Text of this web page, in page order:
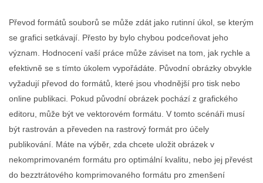
Převod formátů souborů se může zdát jako rutinní úkol, se kterým
se grafici setkávají. Přesto by bylo chybou podceňovat jeho
význam. Hodnocení vaší práce může záviset na tom, jak rychle a
efektivně se s tímto úkolem vypořádáte. Původní obrázky obvykle
vyžadují převod do formátů, které jsou vhodnější pro tisk nebo
online publikaci. Pokud původní obrázek pochází z grafického
editoru, může být ve vektorovém formátu. V tomto scénáři musí
být rastrován a převeden na rastrový formát pro účely
publikování. Máte na výběr, zda chcete uložit obrázek v
nekomprimovaném formátu pro optimální kvalitu, nebo jej převést
do bezztrátového komprimovaného formátu pro zmenšení